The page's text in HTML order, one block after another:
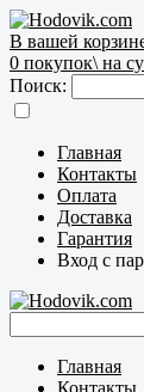
В вашей
0 покупок\ на
Поиск:
Главная
Контакты
Оплата
Доставка
Гарантия
Вход с
Главная
Контакты